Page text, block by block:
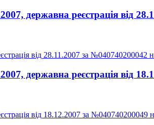
державна реєстрація від
від 28.11.2007 за №040740200042
державна реєстрація від
від 18.12.2007 за №040740200049